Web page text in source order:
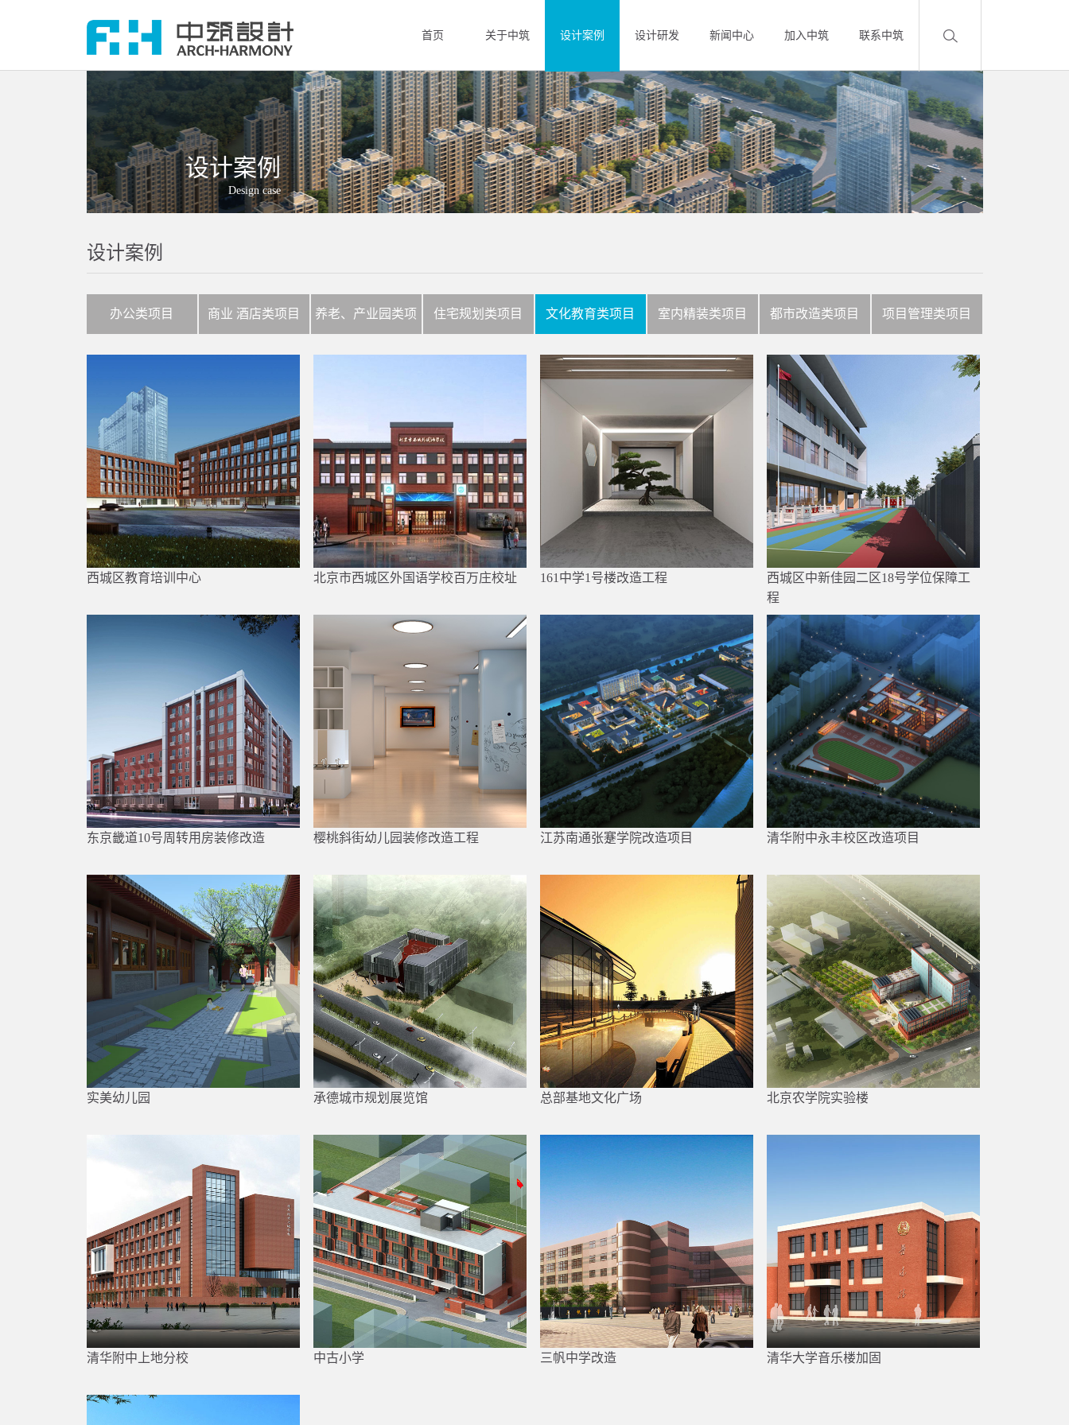
首页 关于中筑 设计案例 设计研发 新闻中心 加入中筑 联系中筑
设计案例
Design case
设计案例
办公类项目 商业 酒店类项目 养老、产业园类项
目
住宅规划类项目 文化教育类项目 室内精装类项目 都市改造类项目 项目管理类项目
西城区教育培训中心 北京市西城区外国语学校百万庄校址 161中学1号楼改造工程
西城区中新佳园二区18号学位保障工
程
东京畿道10号周转用房装修改造 樱桃斜街幼儿园装修改造工程 江苏南通张蹇学院改造项目 清华附中永丰校区改造项目
实美幼儿园 承德城市规划展览馆 总部基地文化广场 北京农学院实验楼
清华附中上地分校 中古小学 三帆中学改造 清华大学音乐楼加固